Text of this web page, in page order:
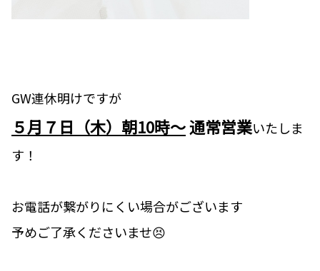
GW連休明けですが
５月７日（木）朝10時～通常営業いたしま
す！
お電話が繋がりにくい場合がございます
予めご了承くださいませ😣